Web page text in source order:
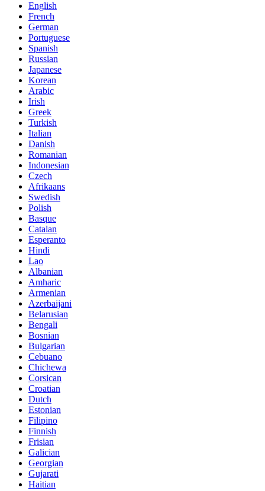
English
French
German
Portuguese
Spanish
Russian
Japanese
Korean
Arabic
Irish
Greek
Turkish
Italian
Danish
Romanian
Indonesian
Czech
Afrikaans
Swedish
Polish
Basque
Catalan
Esperanto
Hindi
Lao
Albanian
Amharic
Armenian
Azerbaijani
Belarusian
Bengali
Bosnian
Bulgarian
Cebuano
Chichewa
Corsican
Croatian
Dutch
Estonian
Filipino
Finnish
Frisian
Galician
Georgian
Gujarati
Haitian